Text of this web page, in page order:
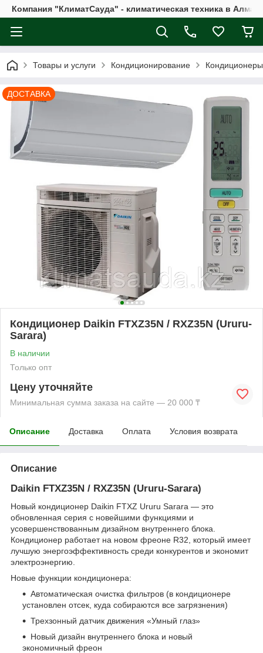
Компания "КлиматСауда" - климатическая техника в
Товары и услуги Кондиционирование
ДОСТАВКА
Кондиционер Daikin FTXZ35N / RXZ35N (Ururu-
Sarara)
В наличии
Только опт
Цену уточняйте
Минимальная сумма заказа на сайте — 20 000 ₸
Описание Доставка Оплата Условия возврата
Описание
Daikin FTXZ35N / RXZ35N (Ururu-Sarara)
Новый кондиционер Daikin FTXZ Ururu Sarara — это
обновленная серия с новейшими функциями и
усовершенствованным дизайном внутреннего блока.
Кондиционер работает на новом фреоне R32, который имеет
лучшую энергоэффективность среди конкурентов и экономит
электроэнергию.
Новые функции кондиционера:
Автоматическая очистка фильтров (в кондиционере
установлен отсек, куда собираются все загрязнения)
Трехзонный датчик движения «Умный глаз»
Новый дизайн внутреннего блока и новый
экономичный фреон